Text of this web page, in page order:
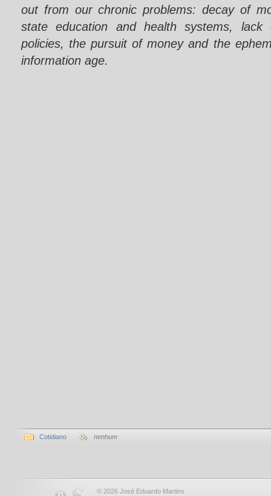
out from our chronic problems: decay of
state education and health systems,
policies, the pursuit of money and the
information age.
Cotidiano nenhum
© 2026 José Eduardo Martins